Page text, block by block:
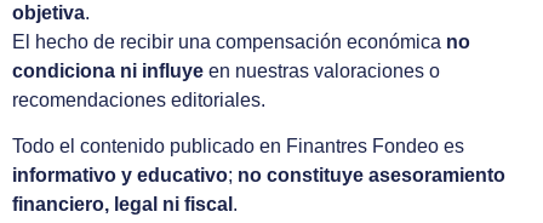
objetiva.
El hecho de recibir una compensación económica no
condiciona ni influye en nuestras valoraciones o
recomendaciones editoriales.
Todo el contenido publicado en Finantres Fondeo es
informativo y educativo; no constituye asesoramiento
financiero, legal ni fiscal .